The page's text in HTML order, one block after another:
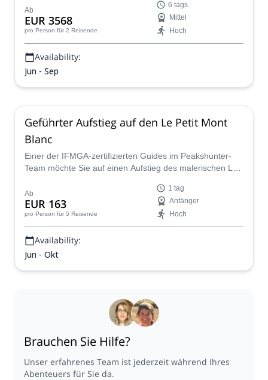
und den Mont Blanc über die einfachste Route, die
Goûter-Route, zu erreichen.
Ab
EUR 3568
pro Person für 2 Reisende
6 tags
Mittel
Hoch
Availability:
Jun - Sep
Geführter Aufstieg auf den Le Petit Mont
Blanc
Einer der IFMGA-zertifizierten Guides im Peakshunter-
Team möchte Sie auf einen Aufstieg des malerischen Le
Ab
EUR 163
pro Person für 5 Reisende
1 tag
Anfänger
Hoch
Availability:
Jun - Okt
Brauchen Sie Hilfe?
Unser erfahrenes Team ist jederzeit während Ihres
Abenteuers für Sie da.